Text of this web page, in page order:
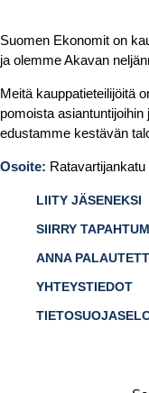
Suomen Ekonomit on
ja olemme Akavan
Meitä kauppatieteilijöitä
pomoista
edustamme kestävän
Osoite:
LIITY JÄSENEKSI
SIIRRY
ANNA
YHTEYSTIEDOT